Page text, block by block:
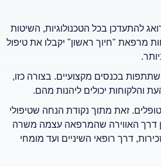
להתעדכן בכל הטכנולוגיות, השיטות
מרפאת "חיוך ראשון" יקבלו את טיפול
בכנסים מקצועיים. בצורה כזו,
יכולים ליהנות מהם.
זאת מתוך נקודת הנחה שטיפולי
הן דרך האווירה שהמרפאה עצמה משרה
דרך רופאי השיניים ועד מומחי